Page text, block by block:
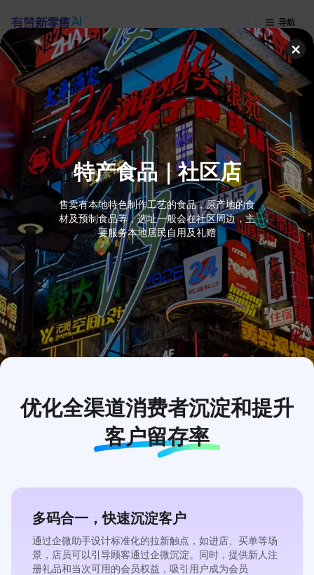
导航
文旅零售行业解决方案
立即获取
特产食品｜社区店
售卖有本地特色制作工艺的食品，原产地的食
材及预制食品等，选址一般会在社区周边，主
要服务本地居民自用及礼赠
优化全渠道消费者沉淀和提升
客户留存率
多码合一，快速沉淀客户
通过企微助手设计标准化的拉新触点，如进店、买单等场
景，店员可以引导顾客通过企微沉淀。同时，提供新人注
册礼品和当次可用的会员权益，吸引用户成为会员